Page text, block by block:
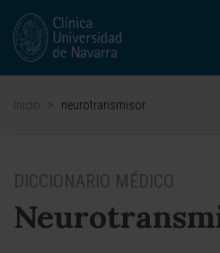
Inicio > neurotransmisor
DICCIONARIO MÉDICO